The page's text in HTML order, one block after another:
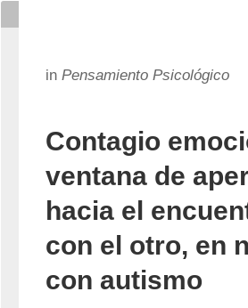
in Pensamiento Psicológico
Contagio
ventana de
hacia el
con el otro, en
con autismo